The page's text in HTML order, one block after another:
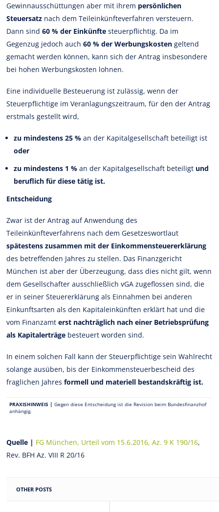
Gewinnausschüttungen aber mit ihrem persönlichen
Steuersatz nach dem Teileinkünfteverfahren versteuern.
Dann sind60 % der Einkünfte steuerpflichtig. Da im
Gegenzug jedoch auch60 % der Werbungskosten geltend
gemacht werden können, kann sich der Antrag insbesondere
bei hohen Werbungskosten lohnen.
Eine individuelle Besteuerung ist zulässig, wenn der
Steuerpflichtige im Veranlagungszeitraum, für den der Antrag
erstmals gestellt wird,
zu mindestens 25 % an der Kapitalgesellschaft beteiligt ist
oder
zu mindestens 1 % an der Kapitalgesellschaft beteiligt und
beruflich für diese tätig ist.
Entscheidung
Zwar ist der Antrag auf Anwendung des
Teileinkünfteverfahrens nach dem Gesetzeswortlaut
spätestens zusammen mit der Einkommensteuererklärung
des betreffenden Jahres zu stellen. Das Finanzgericht
München ist aber der Überzeugung, dass dies nicht gilt, wenn
dem Gesellschafter ausschließlich vGA zugeflossen sind, die
er in seiner Steuererklärung als Einnahmen bei anderen
Einkunftsarten als den Kapitaleinkünften erklärt hat und die
vom Finanzamterst nachträglich nach einer Betriebsprüfung
als Kapitalerträge besteuert worden sind.
In einem solchen Fall kann der Steuerpflichtige sein Wahlrecht
solange ausüben, bis der Einkommensteuerbescheid des
fraglichen Jahresformell und materiell bestandskräftig ist.
PRAXISHINWEIS | Gegen diese Entscheidung ist die Revision beim Bundesfinanzhof
anhängig.
Quelle | FG München, Urteil vom 15.6.2016, Az. 9 K 190/16,
Rev. BFH Az. VIII R 20/16
OTHER POSTS